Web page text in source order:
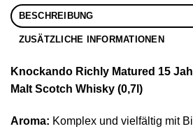
BESCHREIBUNG
ZUSÄTZLICHE INFORMATIONEN
Knockando Richly Matured 15
Malt Scotch Whisky (0,7l)
Aroma: Komplex und vielfältig mit